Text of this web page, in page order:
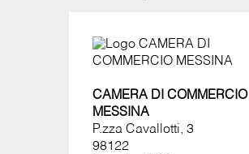
CAMERA DI COMMERCIO
MESSINA
P.zza Cavallotti, 3
98122